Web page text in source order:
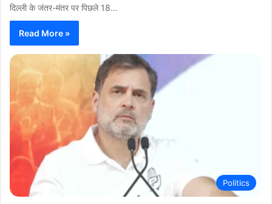
दिल्ली के जंतर-मंतर पर पिछले 18…
Read More »
Politics